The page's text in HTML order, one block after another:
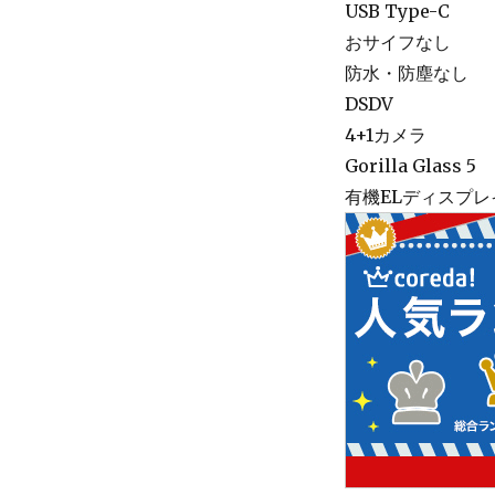
USB Type-C
おサイフなし
防水・防塵なし
DSDV
4+1カメラ
Gorilla Glass 5
有機ELディスプレ